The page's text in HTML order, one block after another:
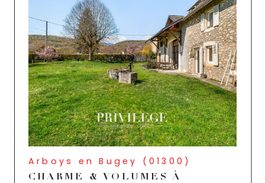
Arboys en Bugey (01300)
CHARME & VOLUMES À